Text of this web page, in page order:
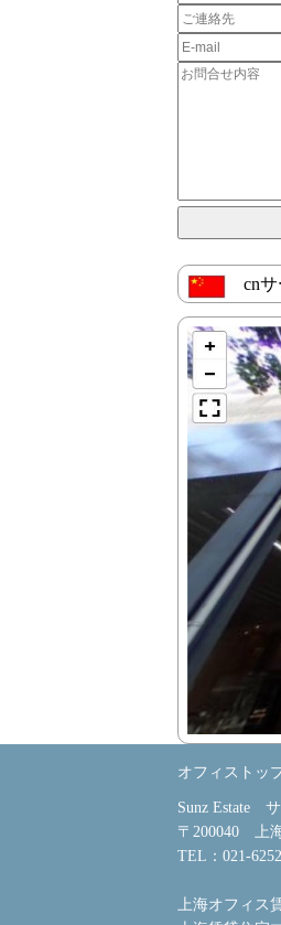
cnサ
オフィストッ
Sunz Estate
〒200040 上
TEL：021-
上海オフィス